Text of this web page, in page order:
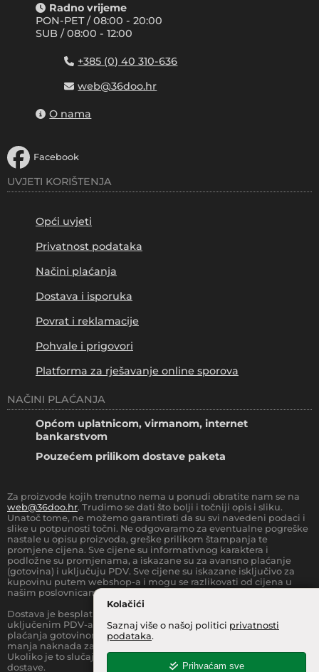
Kolačići
Saznaj više o našoj politici privatnosti
podataka.
Prihvaćam sve
Radno vrijeme
PON-PET / 08:00 - 20:00
SUB / 08:00 - 12:00
+385 (0) 40 310-636
web@36doo.hr
O nama
Facebook
UVJETI KORIŠTENJA
Opći uvjeti
Privatnost podataka
Načini plaćanja
Dostava i isporuka
Povrat i reklamacije
Pohvale i prigovori
Platforma za rješavanje online sporova
NAČINI PLAĆANJA
Općom uplatnicom, virmanom, internet
bankarstvom
Pouzećem prilikom dostave paketa
Za proizvode kojih trenutno nema u ponudi obratite nam se na
web@36doo.hr. Trudimo se dati što bolji i točniji opis i sliku.
Unatoč tome, ne možemo garantirati da su svi navedeni podaci i
slike u potpunosti točni. Ne odgovaramo za eventualne pogreške
nastale u opisu proizvoda, greške prilikom štampanja te
promjene cijena. Sve cijene su informativnog karaktera i
podložne su promjenama, a iskazane su za avansno plaćanje
(gotovina) i uključuju PDV. Sve cijene su iskazane isključivo za
kupovinu putem webshop-a i mogu se razlikovati od cijena u
našim poslovnicama.
Dostava je besplatna za sve narudžbe iznad
uključenim PDV-a) za Zonu 1 (cijela RH, osim otoka).Prilikom
plaćanja gotovinom pri dostavi robe na kućnu adresu, moguća je
manja naknada za rad sa gotovinom na strani dostavne službe.
Ukoliko je to slučaj, to je jasno označeno pri samom iznosu
dostave.